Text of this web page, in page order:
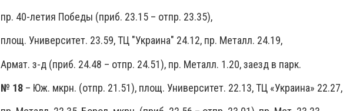
пр. 40-летия Победы (приб. 23.15 – отпр. 23.35),
площ. Университет. 23.59, ТЦ "Украина" 24.12, пр. Металл. 24.19,
Армат. з-д (приб. 24.48 – отпр. 24.51), пр. Металл. 1.20, заезд в парк.
№ 18 – Юж. мкрн. (отпр. 21.51), площ. Университет. 22.13, ТЦ «Украина» 22.27,